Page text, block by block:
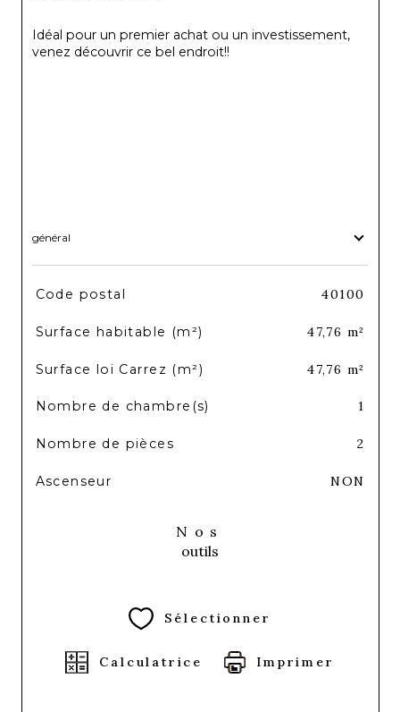
Idéal pour un premier achat ou un investissement,
venez découvrir ce bel endroit!!
général
TRAD_SIROCCO_Caracteristique
Code postal 40100
Surface habitable (m²) 47,76 m²
Surface loi Carrez (m²) 47,76 m²
Nombre de chambre(s) 1
Nombre de pièces 2
Ascenseur NON
Nos
outils
Sélectionner
Calculatrice Imprimer